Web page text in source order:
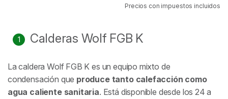
Precios con impuestos incluidos
Calderas Wolf FGB K
La caldera Wolf FGB K es un equipo mixto de
condensación que produce tanto calefacción como
agua caliente sanitaria. Está disponible desde los 24 a